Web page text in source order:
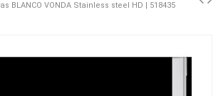
BLANCO VONDA Stainless steel HD | 518435